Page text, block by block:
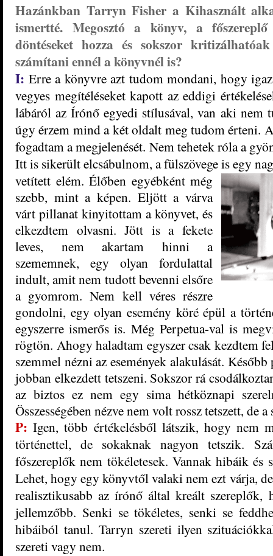
Hazánkban Tarryn Fisher a Kihasznált
ismertté. Megosztó a könyv, a
döntéseket hozza és sokszor
számítani ennél a könyvnél is?
I: Erre a könyvre azt tudom mondani, hogy
vegyes megítéléseket kapott az eddigi
lábáról az Írónő egyedi stílusával, van aki nem
úgy érzem mind a két oldalt meg tudom érteni.
fogadtam a megjelenését. Nem tehetek róla a
Itt is sikerült elcsábulnom, a fülszövege is egy
vetített elém. Élőben egyébként még
szebb, mint a képen. Eljött a várva
várt pillanat kinyitottam a könyvet, és
elkezdtem olvasni. Jött is a fekete
leves, nem akartam hinni a
szememnek, egy olyan fordulattal
indult, amit nem tudott bevenni elsőre
a gyomrom. Nem kell véres részre
gondolni, egy olyan esemény köré épül a
egyszerre ismerős is. Még Perpetua-val is
rögtön. Ahogy haladtam egyszer csak kezdtem
szemmel nézni az események alakulását.
jobban elkezdett tetszeni. Sokszor rá
az biztos ez nem egy sima hétköznapi
Összességében nézve nem volt rossz tetszett, de
P: Igen, több értékelésből látszik, hogy nem
történettel, de sokaknak nagyon tetszik.
főszereplők nem tökéletesek. Vannak hibáik és
Lehet, hogy egy könyvtől valaki nem ezt várja,
realisztikusabb az írónő által kreált szereplők,
jellemzőbb. Senki se tökéletes, senki se
hibáiból tanul. Tarryn szereti ilyen
szereti vagy nem.